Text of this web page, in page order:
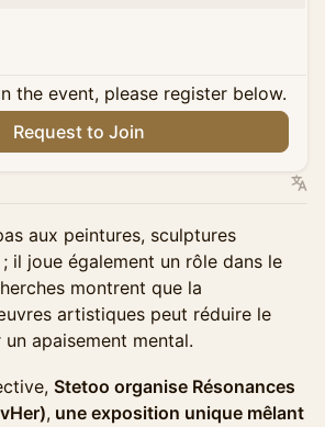
the event, please register below.
Request to Join
aux peintures, sculptures
il joue également un rôle dans le
montrent que la
artistiques peut réduire le
apaisement mental.
Stetoo organise Résonances
, une exposition unique mêlant